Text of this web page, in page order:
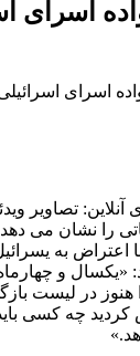
اسرای
تصاویر
را نشان می
اعتراض به
«یکسال و
در لیست
کردید چه کسی